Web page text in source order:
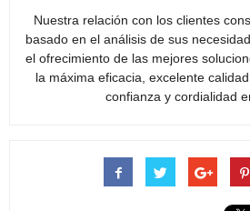
Nuestra relación con los clientes
basado en el análisis de sus
el ofrecimiento de las mejores
la máxima eficacia, excelente
confianza y cordialidad